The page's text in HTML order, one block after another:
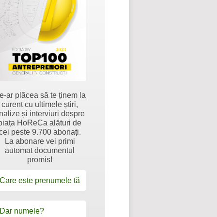
ar plăcea să te ținem la
curent cu ultimele știri,
și interviuri despre
HoReCa alături de
peste 9.700 abonați.
La abonare vei primi
automat documentul
promis!